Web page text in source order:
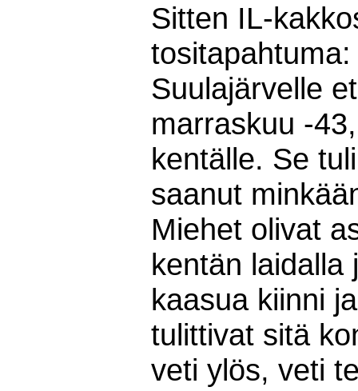
Sitten IL-
Suulajärvelle
marraskuu -
kentälle. Se
saanut
Miehet olivat
kentän laidalla
kaasua kiinni
tulittivat sitä
veti ylös, veti